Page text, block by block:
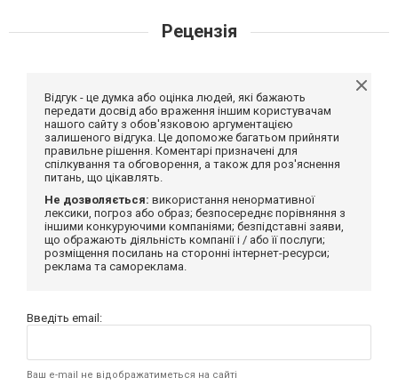
Рецензія
Відгук - це думка або оцінка людей, які бажають
передати досвід або враження іншим користувачам
нашого сайту з обов'язковою аргументацією
залишеного відгука. Це допоможе багатьом прийняти
правильне рішення. Коментарі призначені для
спілкування та обговорення, а також для роз'яснення
питань, що цікавлять.
Не дозволяється: використання ненормативної
лексики, погроз або образ; безпосереднє порівняння з
іншими конкуруючими компаніями; безпідставні заяви,
що ображають діяльність компанії і / або її послуги;
розміщення посилань на сторонні інтернет-ресурси;
реклама та самореклама.
Введіть email:
Ваш e-mail не відображатиметься на сайті